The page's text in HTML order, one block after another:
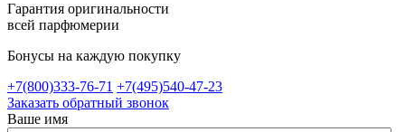
Гарантия оригинальности
всей парфюмерии
Бонусы на каждую покупку
+7(800)333-76-71 +7(495)540-47-23
Заказать обратный звонок
Ваше имя